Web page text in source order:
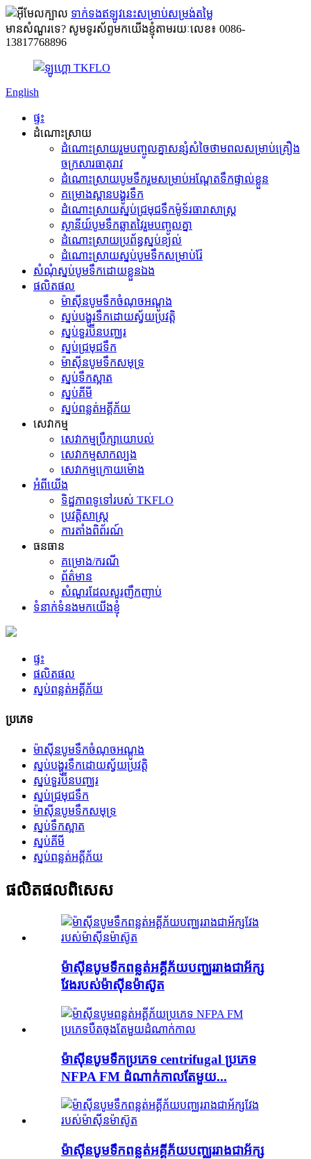
ទាក់ទងឥឡូវនេះសម្រាប់សម្រង់តម្លៃ
មានសំណួរទេ? សូមទូរស័ព្ទមកយើងខ្ញុំតាមរយៈលេខ៖ 0086-
13817768896
English
ផ្ទះ
ដំណោះស្រាយ
ដំណោះស្រាយរួមបញ្ចូលគ្នាសន្សំសំចៃថាមពលសម្រាប់គ្រឿង
ចក្រសារធាតុរាវ
ដំណោះស្រាយបូមទឹករួមសម្រាប់អណ្តែតទឹកផ្ទាល់ខ្លួន
គម្រោង​ស្ពាន​បង្ហូរទឹក
ដំណោះស្រាយស្នប់ជ្រមុជទឹកម៉ូទ័រធារាសាស្ត្រ
ស្ថានីយ៍បូមទឹកឆ្លាតវៃរួមបញ្ចូលគ្នា
ដំណោះស្រាយប្រព័ន្ធស្នប់ខ្យល់
ដំណោះស្រាយស្នប់បូមទឹកសម្រាប់រ៉ែ
សំណុំស្នប់បូមទឹកដោយខ្លួនឯង
ផលិតផល
ម៉ាស៊ីនបូមទឹកចំណុចអណ្តូង
ស្នប់បង្ហូរទឹកដោយស្វ័យប្រវត្តិ
ស្នប់ទួរប៊ីនបញ្ឈរ
ស្នប់​ជ្រមុជ​ទឹក
ម៉ាស៊ីនបូមទឹកសមុទ្រ
ស្នប់ទឹកស្អាត
ស្នប់គីមី
ស្នប់ពន្លត់អគ្គីភ័យ
សេវាកម្ម
សេវាកម្មប្រឹក្សាយោបល់
សេវាកម្មសាកល្បង
សេវាកម្មក្រោយម៉ោង
អំពីយើង
ទិដ្ឋភាពទូទៅរបស់ TKFLO
ប្រវត្តិសាស្ត្រ
ការតាំងពិព័រណ៍
ធនធាន
គម្រោង/ករណី
ព័ត៌មាន
សំណួរដែលសួរញឹកញាប់
ទំនាក់ទំនងមកយើងខ្ញុំ
ផ្ទះ
ផលិតផល
ស្នប់ពន្លត់អគ្គីភ័យ
ប្រភេទ
ម៉ាស៊ីនបូមទឹកចំណុចអណ្តូង
ស្នប់បង្ហូរទឹកដោយស្វ័យប្រវត្តិ
ស្នប់ទួរប៊ីនបញ្ឈរ
ស្នប់​ជ្រមុជ​ទឹក
ម៉ាស៊ីនបូមទឹកសមុទ្រ
ស្នប់ទឹកស្អាត
ស្នប់គីមី
ស្នប់ពន្លត់អគ្គីភ័យ
ផលិតផល​ពិសេស
ម៉ាស៊ីនបូមទឹកពន្លត់អគ្គីភ័យបញ្ឈររាងជាអ័ក្ស
វែងរបស់ម៉ាស៊ីនម៉ាស៊ូត
ម៉ាស៊ីនបូមទឹកប្រភេទ centrifugal ប្រភេទ
NFPA FM ដំណាក់កាលតែមួយ...
ម៉ាស៊ីនបូមទឹកពន្លត់អគ្គីភ័យបញ្ឈររាងជាអ័ក្ស